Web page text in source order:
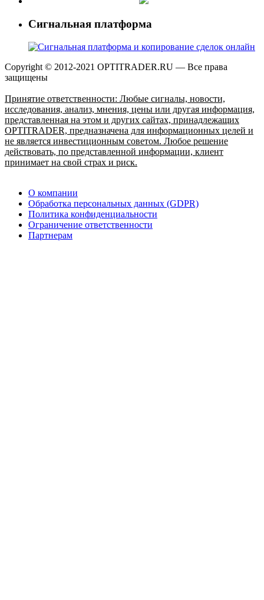
Сигнальная платформа
Copyright © 2012-2021 OPTITRADER.RU — Все права
защищены
Принятие ответственности: Любые сигналы, новости,
исследования, анализ, мнения, цены или другая информация,
представленная на этом и других сайтах, принадлежащих
OPTITRADER, предназначена для информационных целей и
не является инвестиционным советом. Любое решение
действовать, по представленной информации, клиент
принимает на свой страх и риск.
О компании
Обработка персональных данных (GDPR)
Политика конфиденциальности
Ограничение ответственности
Партнерам